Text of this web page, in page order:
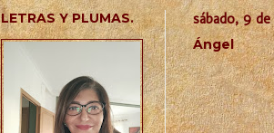
sábado, 9
Ángel
LETRAS Y PLUMAS.